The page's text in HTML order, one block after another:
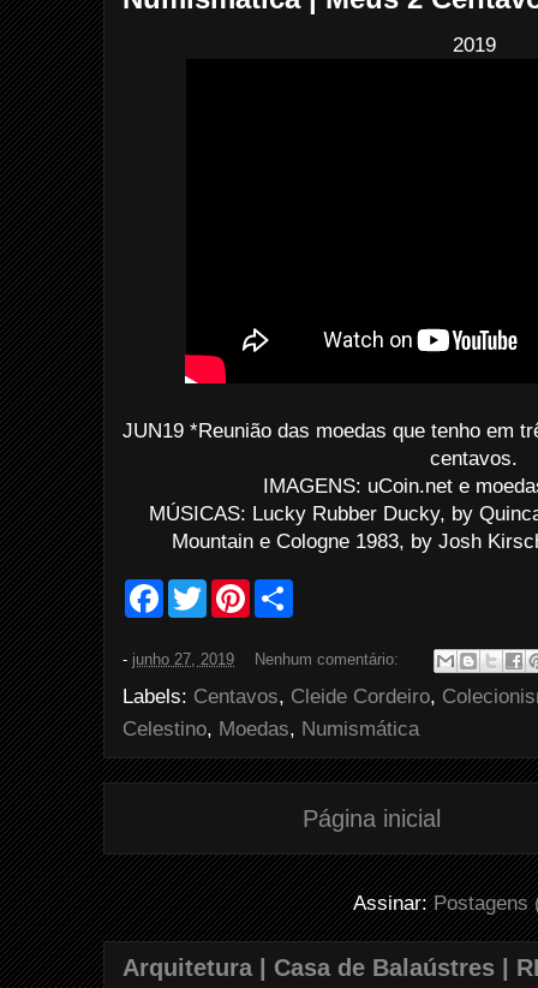
2019
JUN19 *Reunião das moedas que tenho em
centavos.
IMAGENS: uCoin.net e
MÚSICAS: Lucky Rubber Ducky, by
Mountain e Cologne 1983, by Josh
F
b
o
o
k
T
w
t
r
P
e
e
s
e
- junho 27, 2019 Nenhum comentário:
Labels: Centavos, Cleide Cordeiro,
Celestino, Moedas, Numismática
Página inicial
Assinar:Postagens
Arquitetura | Casa de Balaústres |